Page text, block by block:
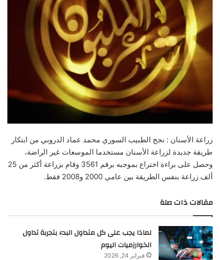
زراعة الأسنان : نجح الطبيب السوري محمد عماد الدروبي من ابتكار
طريقة جديدة لزراعة الأسنان مستخدما الموسعات غير الراضة،
وحصل على براءة اختراع بموجبه برقم 3561 وقام بزراعة أكثر من 25
ألف زراعة بنفس الطريقة بين عامي 2000 و2008 فقط.
مقالات ذات صلة
لماذا يجب على كل متداول البدء بتجربة تداول
الخوارزميات اليوم
فبراير 24, 2026